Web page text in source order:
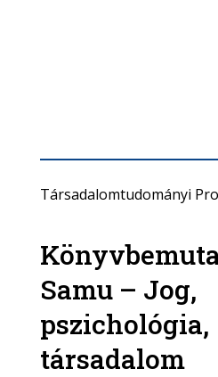
Társadalomtudományi
Samu – Jog,
pszichológia,
társadalom